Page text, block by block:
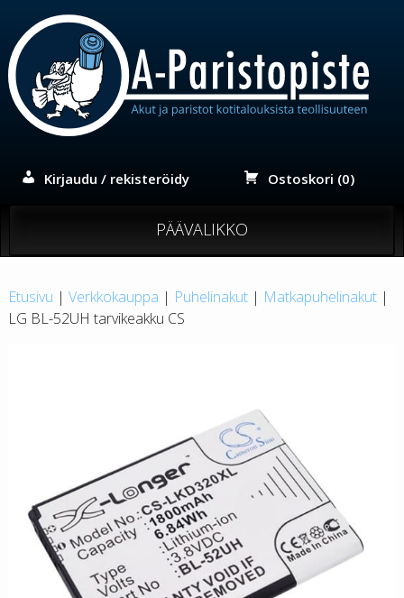
sisältöön
Kirjaudu / rekisteröidy Ostoskori (0)
PÄÄVALIKKO
Etusivu | Verkkokauppa | Puhelinakut| Matkapuhelinakut|
LG BL-52UH tarvikeakku CS